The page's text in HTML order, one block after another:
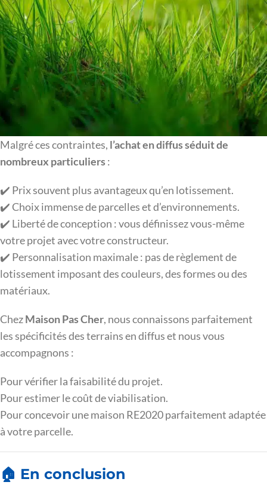
Malgré ces contraintes, l’achat en diffus séduit de
nombreux particuliers:
✔️ Prix souvent plus avantageux qu’en lotissement.
✔️ Choix immense de parcelles et d’environnements.
✔️ Liberté de conception : vous définissez vous-même
votre projet avec votre constructeur.
✔️ Personnalisation maximale : pas de règlement de
lotissement imposant des couleurs, des formes ou des
matériaux.
ChezMaison Pas Cher, nous connaissons parfaitement
les spécificités des terrains en diffus et nous vous
accompagnons :
Pour vérifier la faisabilité du projet.
Pour estimer le coût de viabilisation.
Pour concevoir une maison RE2020 parfaitement adaptée
à votre parcelle.
🏠 En conclusion